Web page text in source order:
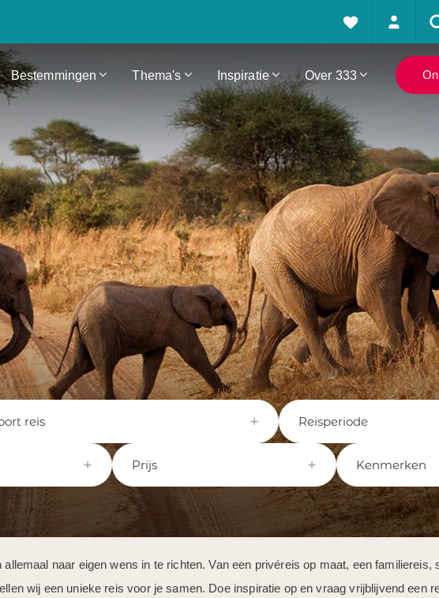
Bestemmingen Thema's Inspiratie Over 333
reis Reisperiode
Prijs Kenmerken
naar eigen wens in te richten. Van een privéreis op maat, een familiereis,
wij een unieke reis voor je samen. Doe inspiratie op en vraag vrijblijvend een